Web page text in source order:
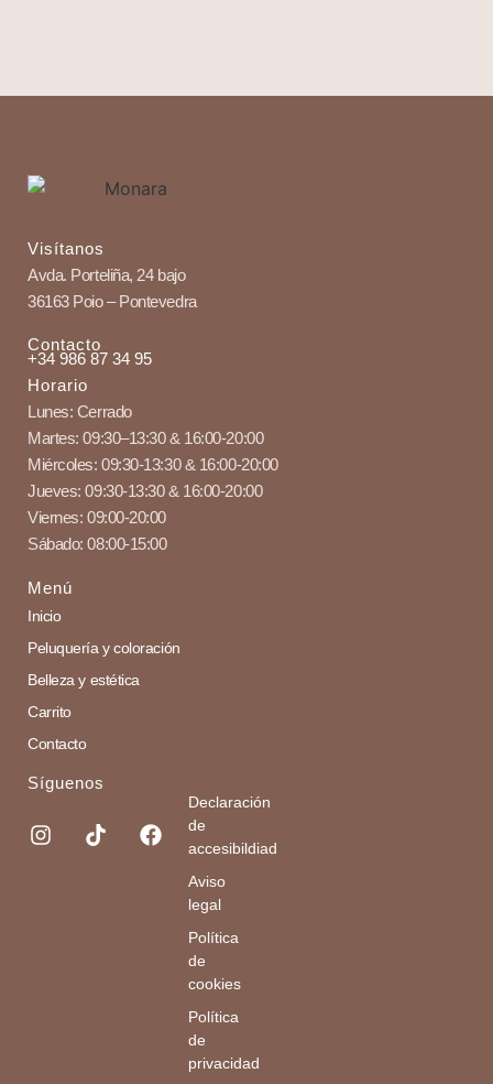
Visítanos
Avda. Porteliña, 24 bajo
36163 Poio – Pontevedra
Contacto
+34 986 87 34 95
Horario
Lunes: Cerrado
Martes: 09:30–13:30 & 16:00-20:00
Miércoles: 09:30-13:30 & 16:00-20:00
Jueves: 09:30-13:30 & 16:00-20:00
Viernes: 09:00-20:00
Sábado: 08:00-15:00
Menú
Inicio
Peluquería y coloración
Belleza y estética
Carrito
Contacto
Síguenos
Declaración
de
accesibildiad
Aviso
legal
Política
de
cookies
Política
de
privacidad